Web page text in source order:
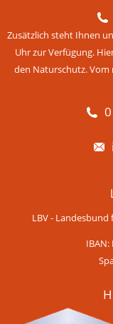
Zusätzlich steht Ihnen
Uhr zur Verfügung.
den Naturschutz.
LBV -
IBAN: